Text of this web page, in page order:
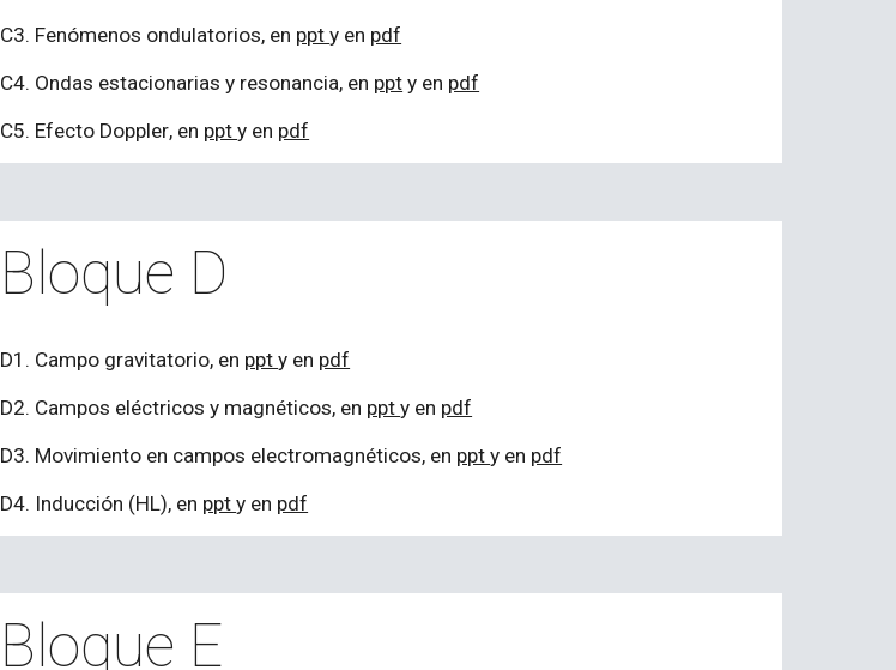
C3. Fenómenos ondulatorios, en ppty en pdf
C4. Ondas estacionarias y resonancia, en ppt y en pdf
C5. Efecto Doppler, en ppty en pdf
Bloque D
D1. Campo gravitatorio, en ppty en pdf
D2. Campos eléctricos y magnéticos, en ppty en pdf
D3. Movimiento en campos electromagnéticos, en ppty en pdf
D4. Inducción (HL), en ppty en pdf
Bloque E